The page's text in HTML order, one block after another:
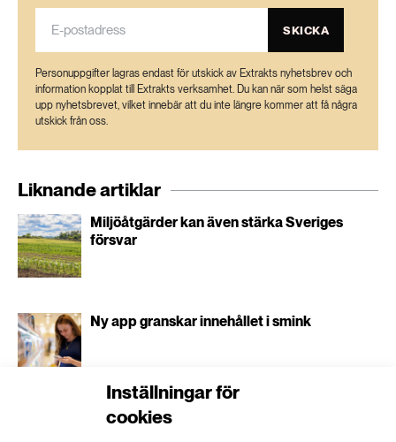
Inställningar för
cookies
SKICKA
Personuppgifter lagras endast för utskick av Extrakts nyhetsbrev och
information kopplat till Extrakts verksamhet. Du kan när som helst säga
upp nyhetsbrevet, vilket innebär att du inte längre kommer att få några
utskick från oss.
Liknande artiklar
Miljöåtgärder kan även stärka Sveriges
försvar
Ny app granskar innehållet i smink
Nytt verktyg visar olika effekter av